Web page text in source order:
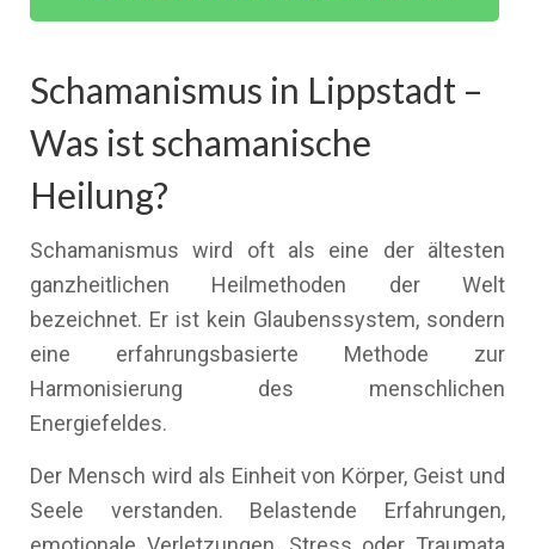
Schamanismus in Lippstadt –
Was ist schamanische
Heilung?
Schamanismus wird oft als eine der ältesten
ganzheitlichen Heilmethoden der Welt
bezeichnet. Er ist kein Glaubenssystem, sondern
eine erfahrungsbasierte Methode zur
Harmonisierung des menschlichen
Energiefeldes.
Der Mensch wird als Einheit von Körper, Geist und
Seele verstanden. Belastende Erfahrungen,